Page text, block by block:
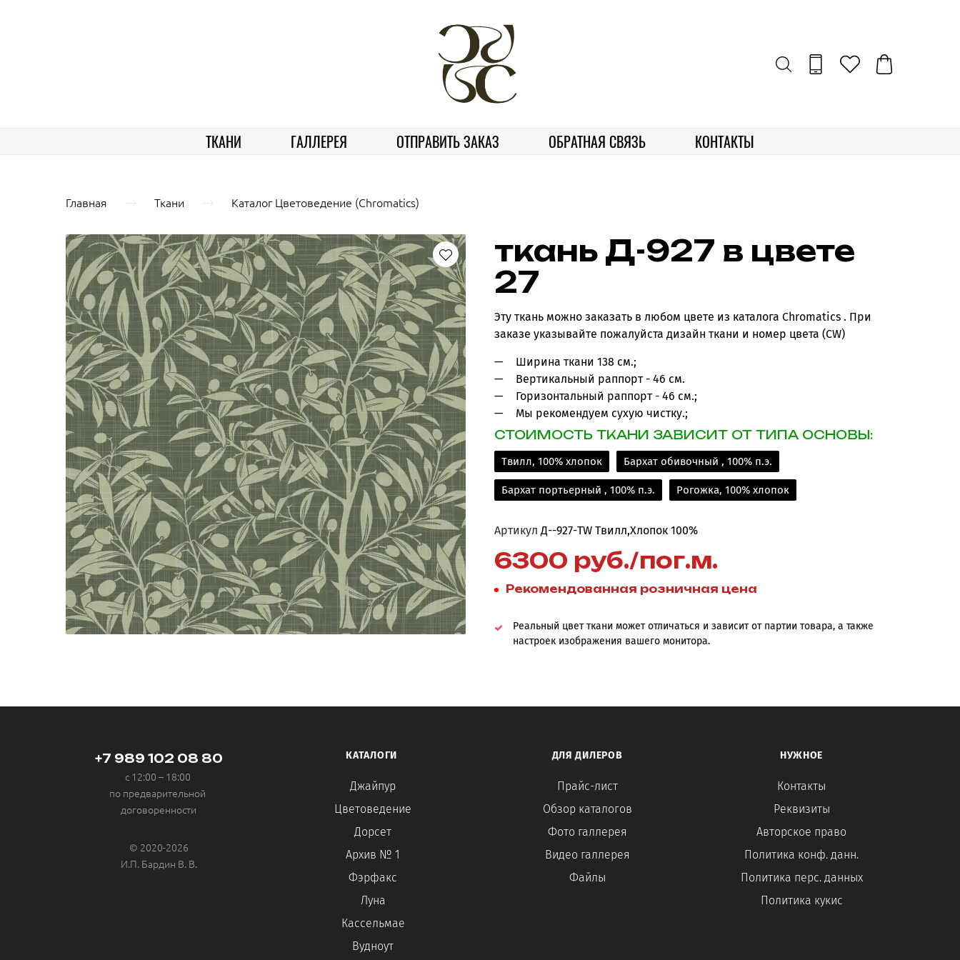
ТКАНИ ГАЛЛЕРЕЯ ОТПРАВИТЬ ЗАКАЗ ОБРАТНАЯ СВЯЗЬ КОНТАКТЫ
Главная Ткани Каталог Цветоведение (Chromatics)
ткань Д-927 в цвете
27
Эту ткань можно заказать в любом цвете из каталога Chromatics . При
заказе указывайте пожалуйста дизайн ткани и номер цвета (CW)
Ширина ткани 138 см.;
Вертикальный раппорт - 46 см.
Горизонтальный раппорт - 46 см.;
Мы рекомендуем сухую чистку.;
СТОИМОСТЬ ТКАНИ ЗАВИСИТ ОТ ТИПА ОСНОВЫ:
Твилл, 100% хлопок Бархат обивочный , 100% п.э.
Бархат портьерный , 100% п.э. Рогожка, 100% хлопок
Артикул Д--927-TW Твилл,Хлопок 100%
6300 руб./пог.м.
Рекомендованная розничная цена
Реальный цвет ткани может отличаться и зависит от партии товара, а также
настроек изображения вашего монитора.
+7 989 102 08 80
с 12:00 – 18:00
по предварительной
договоренности
© 2020-2026
И.П. Бардин В. В.
КАТАЛОГИ
Джайпур
Цветоведение
Дорсет
Архив № 1
Фэрфакс
Луна
Кассельмае
Вудноут
ДЛЯ ДИЛЕРОВ
Прайс-лист
Обзор каталогов
Фото галлерея
Видео галлерея
Файлы
НУЖНОЕ
Контакты
Реквизиты
Авторское право
Политика конф. данн.
Политика перс. данных
Политика кукис